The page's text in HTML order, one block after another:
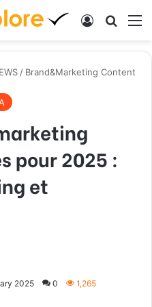
Log In
/ Brand&Marketing Content
pour 2025 :
et
2025 0 1,265